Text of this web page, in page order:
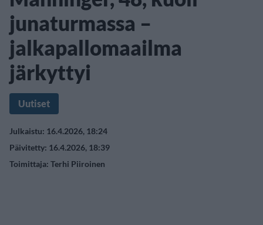
junaturmassa –
jalkapallomaailma
järkyttyi
Uutiset
Julkaistu: 16.4.2026, 18:24
Päivitetty: 16.4.2026, 18:39
Toimittaja: Terhi Piiroinen